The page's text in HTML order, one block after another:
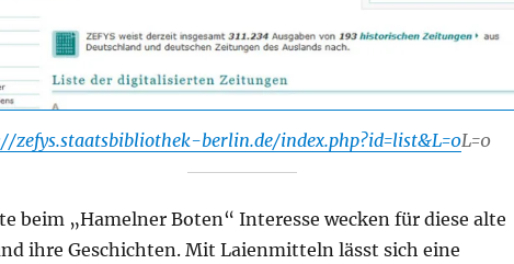
zefys.staatsbibliothek-berlin.de/index.php?id=list&L=0L=0
beim „Hamelner Boten“ Interesse wecken für diese alte
ihre Geschichten. Mit Laienmitteln lässt sich eine